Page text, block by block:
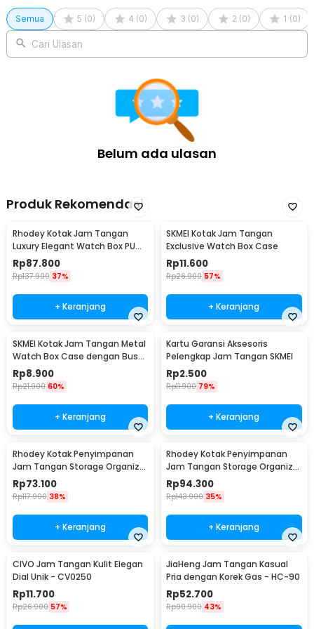
Semua 5 (0) 4 (0) 3 (0) 2 (0) 1 (0)
Cari Ulasan
Belum ada ulasan
Produk Rekomendasi
Rhodey Kotak Jam Tangan
Luxury Elegant Watch Box PU
Leather 10 Slot - Z-0003
Rp87.800
Rp137.900 37%
+ Keranjang
SKMEI Kotak Jam Tangan
Exclusive Watch Box Case
Rp11.600
Rp26.900 57%
+ Keranjang
SKMEI Kotak Jam Tangan Metal
Watch Box Case dengan Busa
Pelindung
Rp8.900
Rp21.900 60%
+ Keranjang
Kartu Garansi Aksesoris
Pelengkap Jam Tangan SKMEI
Rp2.500
Rp11.900 79%
+ Keranjang
Rhodey Kotak Penyimpanan
Jam Tangan Storage Organizer
Watch Box 6 Slot - LS-006
Rp73.100
Rp117.900 38%
+ Keranjang
Rhodey Kotak Penyimpanan
Jam Tangan Storage Organizer
Luxury 12 Slot - Z-0003
Rp94.300
Rp143.900 35%
+ Keranjang
CIVO Jam Tangan Kulit Elegan
Dial Unik - CV0250
Rp11.700
Rp26.900 57%
JiaHeng Jam Tangan Kasual
Pria dengan Korek Gas - HC-90
Rp52.700
Rp90.900 43%